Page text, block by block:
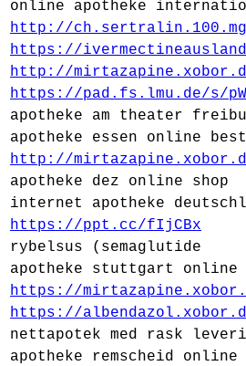
online apotheke
http://
https://
http://
https://pad.fs.lmu.de/s/
apotheke am theater
apotheke essen online
http://
apotheke dez online shop
internet apotheke
https://ppt.cc/fIjCBx
rybelsus (semaglutide
apotheke stuttgart online
https://
https://
nettapotek med rask
apotheke remscheid online